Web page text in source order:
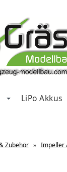
LiPo Akkus
Zubehör » Impeller